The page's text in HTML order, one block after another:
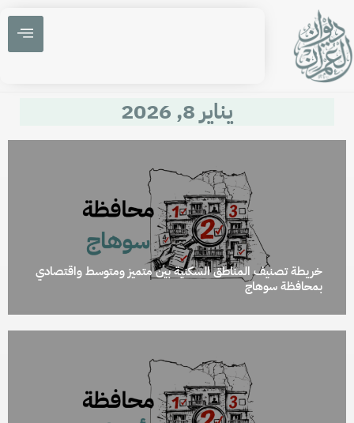
يناير 8, 2026
خريطة تصنيف المناطق السكنية بين متميز ومتوسط واقتصادي
بمحافظة سوهاج